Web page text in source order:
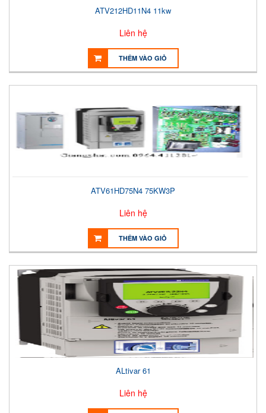
ATV212HD11N4 11kw
Liên hệ
THÊM VÀO GIỎ
ATV61HD75N4 75KW3P
Liên hệ
THÊM VÀO GIỎ
ALtivar 61
Liên hệ